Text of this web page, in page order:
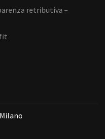
retributiva –